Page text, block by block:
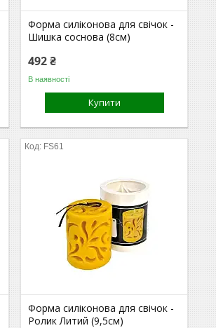
Форма силіконова для свічок -
Шишка соснова (8см)
492 ₴
В наявності
Купити
FS61
Форма силіконова для свічок -
Ролик Литий (9,5см)